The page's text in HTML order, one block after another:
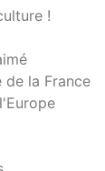
!
de la France